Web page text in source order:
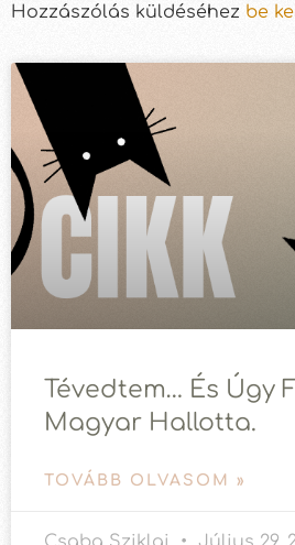
Hozzászólás küldéséhez be
Tévedtem… És Úgy
Magyar Hallotta.
TOVÁBB OLVASOM »